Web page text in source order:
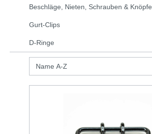
Beschläge, Nieten, Schrauben & Knöpfe
Gurt-Clips
D-Ringe